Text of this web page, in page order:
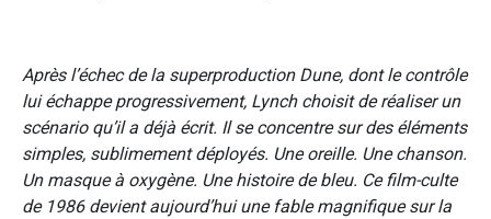
Après l’échec de la superproduction Dune, dont le contrôle
lui échappe progressivement, Lynch choisit de réaliser un
scénario qu’il a déjà écrit. Il se concentre sur des éléments
simples, sublimement déployés. Une oreille. Une chanson.
Un masque à oxygène. Une histoire de bleu. Ce film-culte
de 1986 devient aujourd’hui une fable magnifique sur la